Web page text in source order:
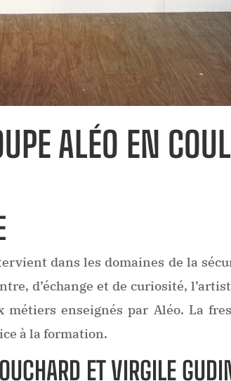
ALÉO EN
dans les domaines de la
d’échange et de curiosité,
enseignés par Aléo. La
à la formation.
ET VIRGILE